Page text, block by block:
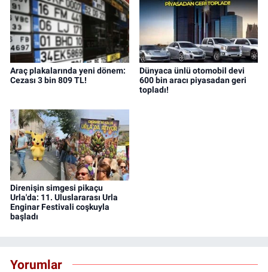
Araç plakalarında yeni dönem:
Cezası 3 bin 809 TL!
Dünyaca ünlü otomobil devi
600 bin aracı piyasadan geri
topladı!
Direnişin simgesi pikaçu
Urla'da: 11. Uluslararası Urla
Enginar Festivali coşkuyla
başladı
Yorumlar